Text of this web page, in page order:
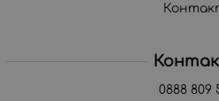
0888 809